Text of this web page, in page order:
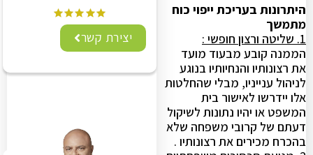
היתרונות בעריכת ייפוי כוח
מתמשך
1. שליטה ורצון חופשי :
הממנה קובע מבעוד מועד
את רצונותיו והנחיותיו בנוגע
לניהול ענייניו, מבלי שהחלטות
אלו יידרשו לאישור בית
המשפט או יהיו נתונות לשיקול
דעתם של קרובי משפחה שלא
בהכרח מכירים את רצונותיו .
יצירת קשר